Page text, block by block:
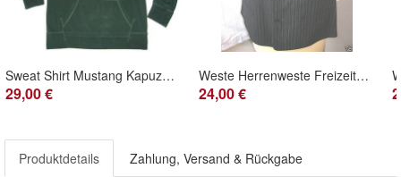
Sweat Shirt Mustang Kapuzensweatshirt Gr. M
29,00 €
Weste Herrenweste Freizeitweste Weste Koenigs Gr. 25
24,00 €
Produktdetails Zahlung, Versand & Rückgabe